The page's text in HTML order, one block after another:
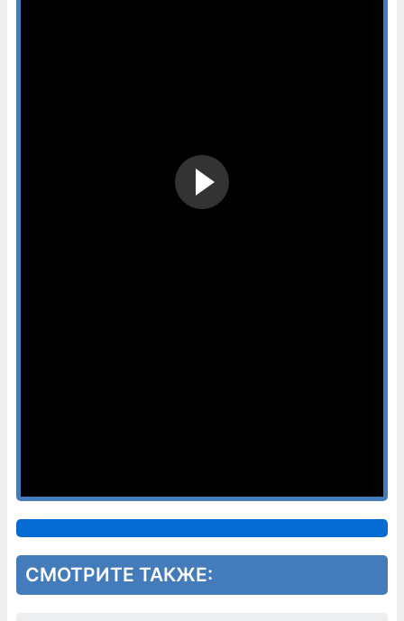
СМОТРИТЕ ТАКЖЕ: